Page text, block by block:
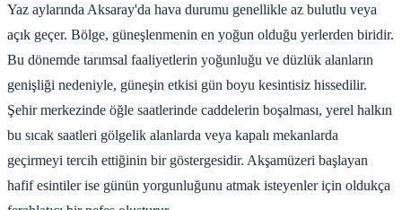
Yaz aylarında Aksaray'da hava durumu genellikle az bulutlu veya
açık geçer. Bölge, güneşlenmenin en yoğun olduğu yerlerden biridir.
Bu dönemde tarımsal faaliyetlerin yoğunluğu ve düzlük alanların
genişliği nedeniyle, güneşin etkisi gün boyu kesintisiz hissedilir.
Şehir merkezinde öğle saatlerinde caddelerin boşalması, yerel halkın
bu sıcak saatleri gölgelik alanlarda veya kapalı mekanlarda
geçirmeyi tercih ettiğinin bir göstergesidir. Akşamüzeri başlayan
hafif esintiler ise günün yorgunluğunu atmak isteyenler için oldukça